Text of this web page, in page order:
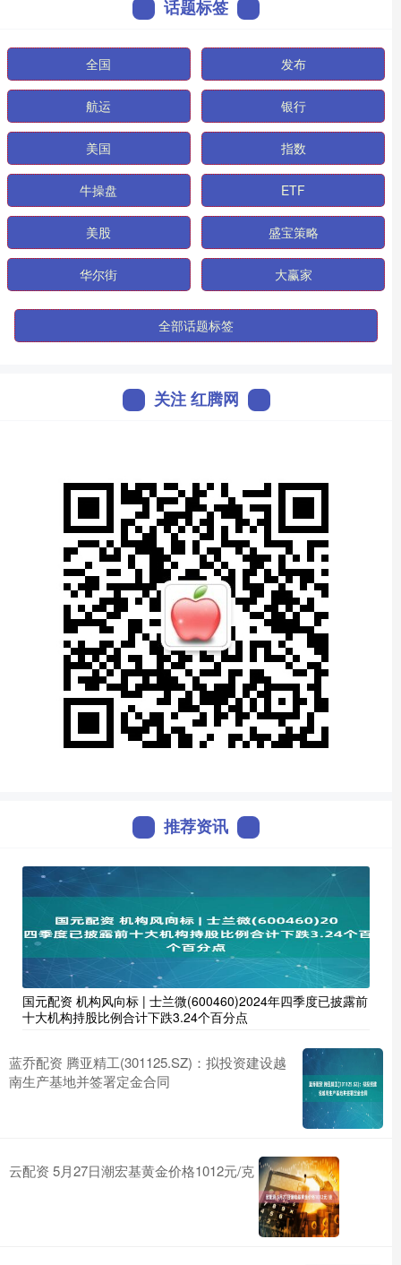
话题标签
全国 发布
航运 银行
美国 指数
牛操盘 ETF
美股 盛宝策略
华尔街 大赢家
全部话题标签
关注 红腾网
推荐资讯
国元配资 机构风向标 | 士兰微(600460)2024年四季度已披露前
十大机构持股比例合计下跌3.24个百分点
蓝乔配资 腾亚精工(301125.SZ)：拟投资建设越
南生产基地并签署定金合同
云配资 5月27日潮宏基黄金价格1012元/克